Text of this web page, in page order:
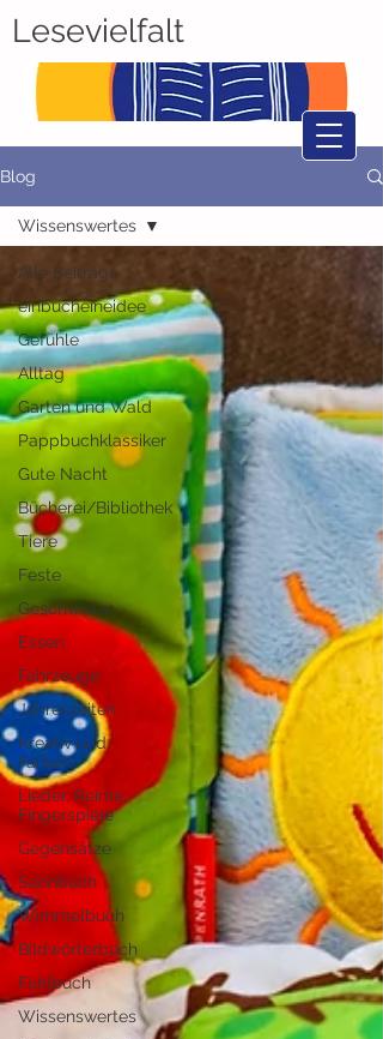
Lesevielfalt
Blog
Alle Beiträge
einbucheineidee
Gefühle
Alltag
Garten und Wald
Pappbuchklassiker
Gute Nacht
Bücherei/Bibliothek
Tiere
Feste
Geschwister
Essen
Fahrzeuge
Jahreszeiten
Kreativ und
Farben
Lieder, Reime,
Fingerspiele
Gegensätze
Sachbuch
Wimmelbuch
Bildwörterbuch
Fühlbuch
Wissenswertes
Wissenswertes